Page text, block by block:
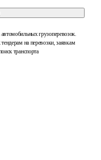
грузоперевозок.
на перевозки, заявкам
транспорта